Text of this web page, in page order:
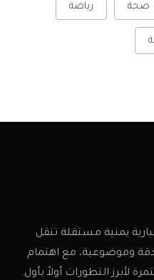
صحة رياضة
يمنية مستقلة تنقل
بدقة وموضوعية، مع اهتمام
لأبرز التطورات أولاً بأول.